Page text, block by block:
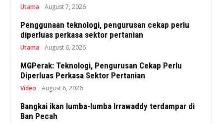
Utama August 7, 2026
Penggunaan teknologi, pengurusan cekap perlu
diperluas perkasa sektor pertanian
Utama August 6, 2026
MGPerak: Teknologi, Pengurusan Cekap Perlu
Diperluas Perkasa Sektor Pertanian
Video August 6, 2026
Bangkai ikan lumba-lumba Irrawaddy terdampar di
Ban Pecah